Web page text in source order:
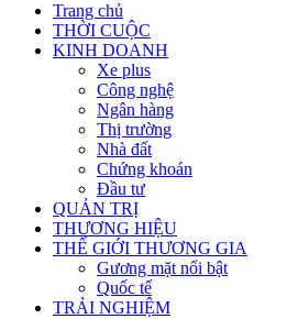
Trang chủ
THỜI CUỘC
KINH DOANH
Xe plus
Công nghệ
Ngân hàng
Thị trường
Nhà đất
Chứng khoán
Đầu tư
QUẢN TRỊ
THƯƠNG HIỆU
THẾ GIỚI THƯƠNG GIA
Gương mặt nổi bật
Quốc tế
TRẢI NGHIỆM